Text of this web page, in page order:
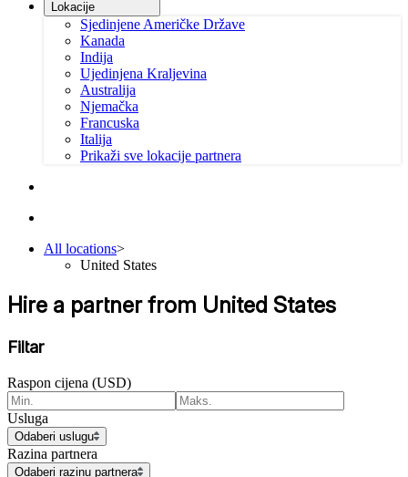
Lokacije
Sjedinjene Američke Države
Kanada
Indija
Ujedinjena Kraljevina
Australija
Njemačka
Francuska
Italija
Prikaži sve lokacije partnera
All locations>
United States
Hire a partner from United States
Filtar
Raspon cijena (USD)
Usluga
Odaberi uslugu
Razina partnera
Odaberi razinu partnera